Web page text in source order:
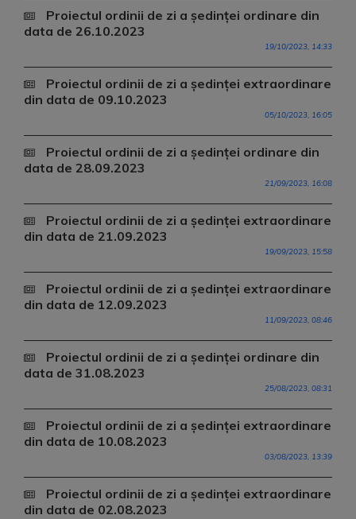
Proiectul ordinii de zi a ședinței ordinare din
data de 26.10.2023
19/10/2023, 14:33
Proiectul ordinii de zi a ședinței extraordinare
din data de 09.10.2023
05/10/2023, 16:05
Proiectul ordinii de zi a ședinței ordinare din
data de 28.09.2023
21/09/2023, 16:08
Proiectul ordinii de zi a ședinței extraordinare
din data de 21.09.2023
19/09/2023, 15:58
Proiectul ordinii de zi a ședinței extraordinare
din data de 12.09.2023
11/09/2023, 08:46
Proiectul ordinii de zi a ședinței ordinare din
data de 31.08.2023
25/08/2023, 08:31
Proiectul ordinii de zi a ședinței extraordinare
din data de 10.08.2023
03/08/2023, 13:39
Proiectul ordinii de zi a ședinței extraordinare
din data de 02.08.2023